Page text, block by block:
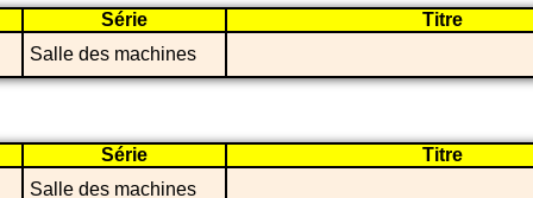
Série
Titre
Salle des machines
Série
Titre
Salle des machines